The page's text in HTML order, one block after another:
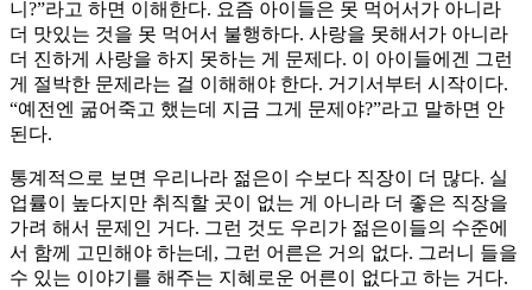
니?”라고 하면 이해한다. 요즘 아이들은 못 먹어서가 아니라
더 맛있는 것을 못 먹어서 불행하다. 사랑을 못해서가 아니라
더 진하게 사랑을 하지 못하는 게 문제다. 이 아이들에겐 그런
게 절박한 문제라는 걸 이해해야 한다. 거기서부터 시작이다.
“예전엔 굶어죽고 했는데 지금 그게 문제야?”라고 말하면 안
된다.
통계적으로 보면 우리나라 젊은이 수보다 직장이 더 많다. 실
업률이 높다지만 취직할 곳이 없는 게 아니라 더 좋은 직장을
가려 해서 문제인 거다. 그런 것도 우리가 젊은이들의 수준에
서 함께 고민해야 하는데, 그런 어른은 거의 없다. 그러니 들을
수 있는 이야기를 해주는 지혜로운 어른이 없다고 하는 거다.